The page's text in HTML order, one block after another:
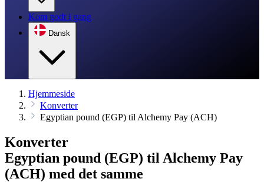
Kom godt i gang
Dansk
Hjemmeside
Konverter
Egyptian pound (EGP) til Alchemy Pay (ACH)
Konverter
Egyptian pound (EGP) til Alchemy Pay
(ACH) med det samme